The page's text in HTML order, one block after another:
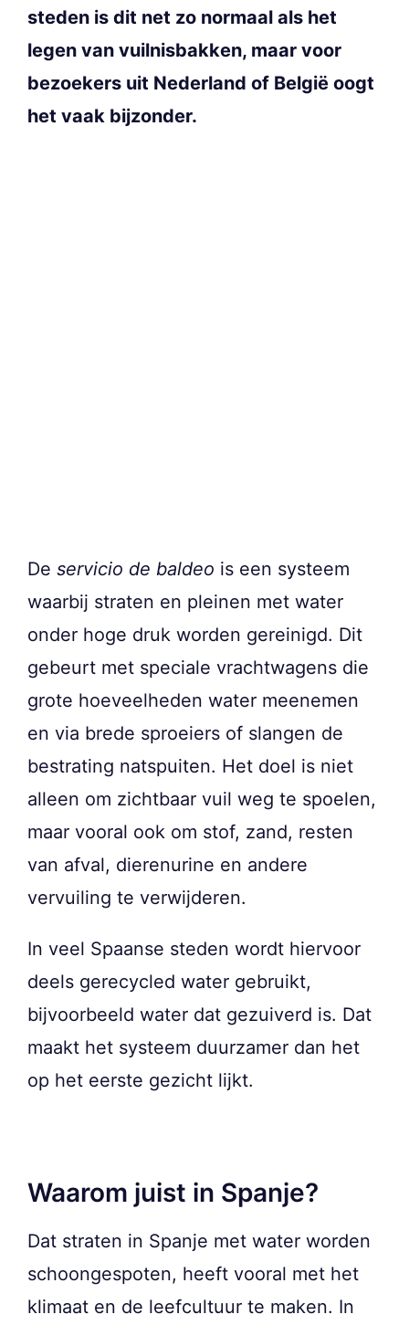
steden is dit net zo normaal als het
legen van vuilnisbakken, maar voor
bezoekers uit Nederland of België oogt
het vaak bijzonder.
De servicio de baldeo is een systeem
waarbij straten en pleinen met water
onder hoge druk worden gereinigd. Dit
gebeurt met speciale vrachtwagens die
grote hoeveelheden water meenemen
en via brede sproeiers of slangen de
bestrating natspuiten. Het doel is niet
alleen om zichtbaar vuil weg te spoelen,
maar vooral ook om stof, zand, resten
van afval, dierenurine en andere
vervuiling te verwijderen.
In veel Spaanse steden wordt hiervoor
deels gerecycled water gebruikt,
bijvoorbeeld water dat gezuiverd is. Dat
maakt het systeem duurzamer dan het
op het eerste gezicht lijkt.
Waarom juist in Spanje?
Dat straten in Spanje met water worden
schoongespoten, heeft vooral met het
klimaat en de leefcultuur te maken. In